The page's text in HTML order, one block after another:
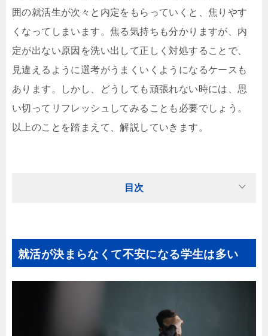
囲の就活生が次々と内定をもらっていくと、焦りやす
くなってしまいます。焦る気持ちも分かりますが、内
定が出ない原因を洗い出して正しく対処することで、
見違えるように選考がうまくいくようになるケースも
あります。しかし、どうしても頑張れない時には、思
い切ってリフレッシュしてみることも必要でしょう。
以上のことを踏まえて、解説していきます。
目次
就活が決まらなくて不安になる学生は多い